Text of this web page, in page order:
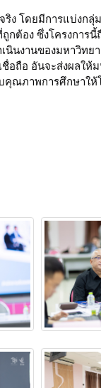
โดยมีการแบ่งกลุ่
กต้อง ซึ่งโครงกา
นงานของมหาวิท
อถือ อันจะส่งผลใ
ณภาพการศึกษาให้